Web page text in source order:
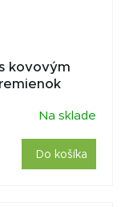
kovovým
Na sklade
Do košíka